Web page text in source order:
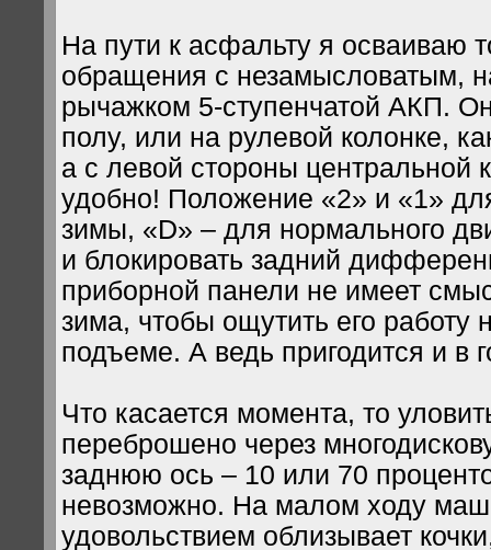
На пути к асфальту я осваиваю
обращения с незамысловатым,
рычажком 5-ступенчатой АКП.
полу, или на рулевой колонке,
а с левой стороны центральной
удобно! Положение «2» и «1»
зимы, «D» – для нормального
и блокировать задний
приборной панели не имеет
зима, чтобы ощутить его работу
подъеме. А ведь пригодится и в
Что касается момента, то
переброшено через
заднюю ось – 10 или 70
невозможно. На малом ходу
удовольствием облизывает